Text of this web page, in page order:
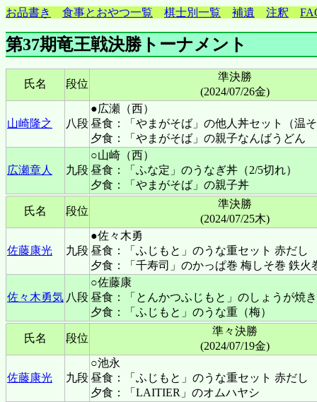
お品書き 食事とおやつ一覧 棋士別一覧 補遺 注釈
第37期竜王戦決勝トーナメント
氏名 段位
準決勝
(2024/07/26金)
山崎隆之 八段
●広瀬（西）
昼食：「やまがそば」の他人丼セット（温
夕食：「やまがそば」の親子なんばうどん
広瀬章人 九段
○山崎（西）
昼食：「ふな定」のうなぎ丼（2/5切れ）
夕食：「やまがそば」の親子丼
氏名 段位
準決勝
(2024/07/25木)
佐藤康光 九段
●佐々木勇
昼食：「ふじもと」のうな重セット 赤だし
夕食：「千寿司」のかっぱ巻 梅しそ巻 鉄火
佐々木勇気 八段
○佐藤康
昼食：「とんかつふじもと」のしょうが焼
夕食：「ふじもと」のうな重（梅）
氏名 段位
準々決勝
(2024/07/19金)
佐藤康光 九段
○池永
昼食：「ふじもと」のうな重セット 赤だし
夕食：「LAITIER」のオムハヤシ